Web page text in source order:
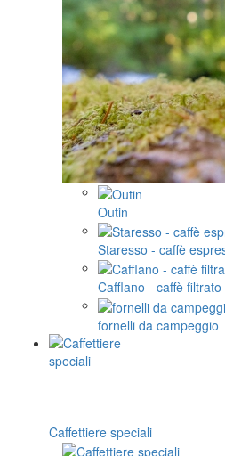
Outin
Staresso - caffè
Cafflano - caffè filtrato
fornelli da campeggio
Caffettiere speciali